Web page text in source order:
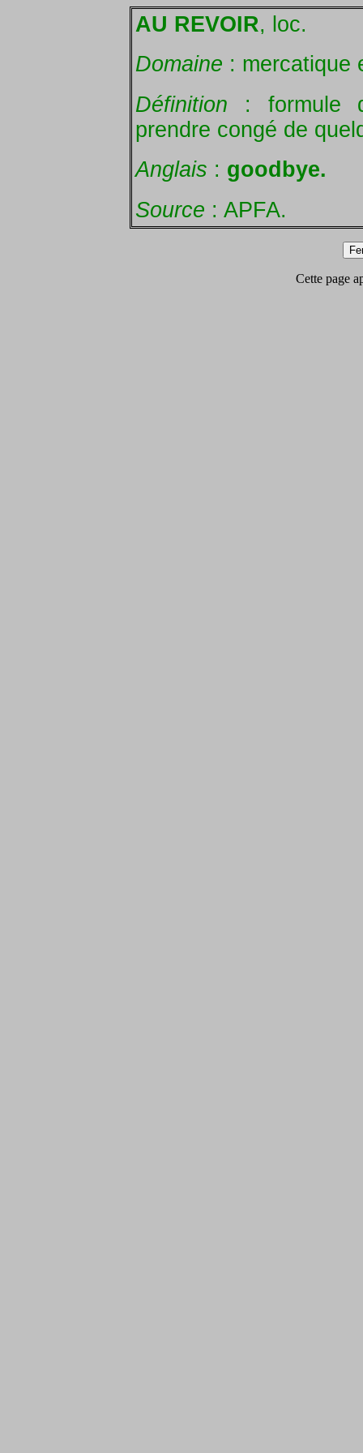
AU REVOIR, loc.
Domaine : mercatique
Définition : formule
prendre congé de
Anglais : goodbye.
Source : APFA.
Cette page